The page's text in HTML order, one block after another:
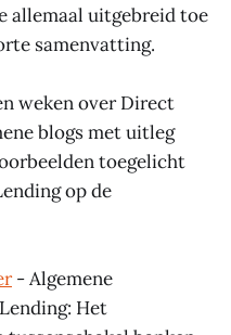
allemaal uitgebreid toe
samenvatting.
weken over Direct
blogs met uitleg
toegelicht
op de
- Algemene
Het